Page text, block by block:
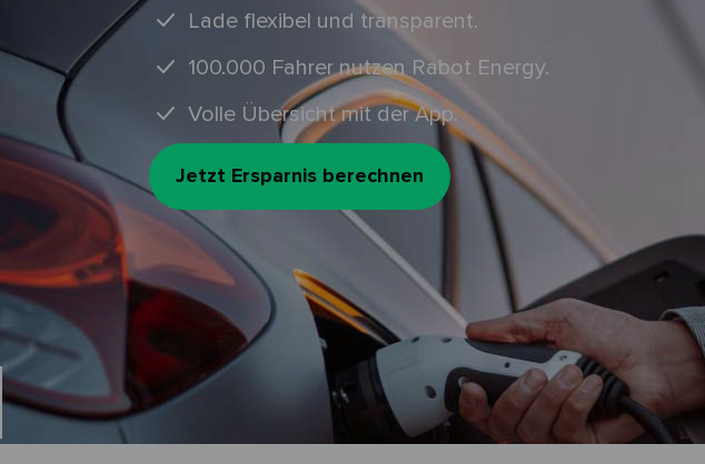
Lade flexibel und transparent.
100.000 Fahrer nutzen Rabot Energy.
Volle Übersicht mit der App.
Jetzt Ersparnis berechnen